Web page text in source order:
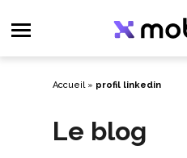
contenu
Accueil» profil linkedin
Le blog